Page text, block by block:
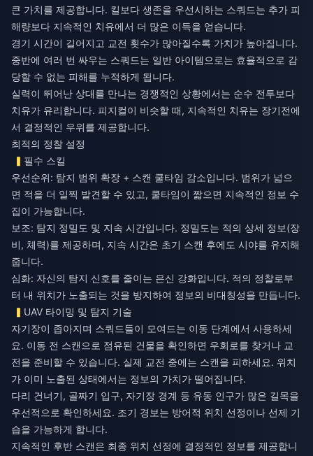
큰 가치를 제공합니다. 킬보다 생존을 우선시하는 스쿼드는 추가 피
해량보다 지속적인 치유에서 더 많은 이득을 얻습니다.
경기 시간이 길어지고 교전 횟수가 많아질수록 가치가 높아집니다.
중반에 여러 번 싸우는 스쿼드는 일반 아이템으로는 효율적으로 감
당할 수 없는 피해를 누적하게 됩니다.
실력이 뛰어난 상대를 만나는 경쟁적인 상황에서는 순수 전투보다
치유가 유리합니다. 피지컬이 비슷할 때, 지속적인 치유는 장기전에
서 결정적인 우위를 제공합니다.
최적의 정찰 설정
필수 스킬
우선순위: 탐지 범위 확장 + 스캔 쿨타임 감소입니다. 범위가 넓으
면 적을 더 일찍 발견할 수 있고, 쿨타임이 짧으면 지속적인 정보 수
집이 가능합니다.
보조: 탐지 정밀도 및 지속 시간입니다. 정밀도는 적의 상세 정보(장
비, 체력)를 제공하며, 지속 시간은 초기 스캔 후에도 시야를 유지해
줍니다.
심화: 자신의 탐지 신호를 줄이는 은신 강화입니다. 적의 정찰로부
터 내 위치가 노출되는 것을 방지하여 정보의 비대칭성을 만듭니다.
UAV 타이밍 및 탐지 기술
자기장이 좁아지며 스쿼드들이 모여드는 이동 단계에서 사용하세
요. 이동 전 스캔으로 점유된 건물을 확인하면 우회로를 찾거나 교
전을 준비할 수 있습니다. 실제 교전 중에는 스캔을 피하세요. 위치
가 이미 노출된 상태에서는 정보의 가치가 떨어집니다.
다리 건너기, 골짜기 입구, 자기장 경계 등 유동 인구가 많은 길목을
우선적으로 확인하세요. 조기 경보는 방어적 위치 선정이나 선제 기
습을 가능하게 합니다.
지속적인 후반 스캔은 최종 위치 선정에 결정적인 정보를 제공합니